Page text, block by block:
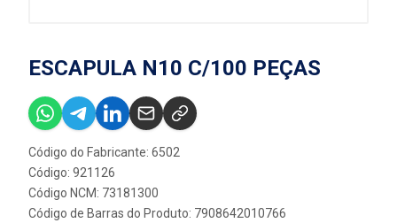
ESCAPULA N10 C/100 PEÇAS
Código do Fabricante: 6502
Código: 921126
Código NCM: 73181300
Código de Barras do Produto: 7908642010766